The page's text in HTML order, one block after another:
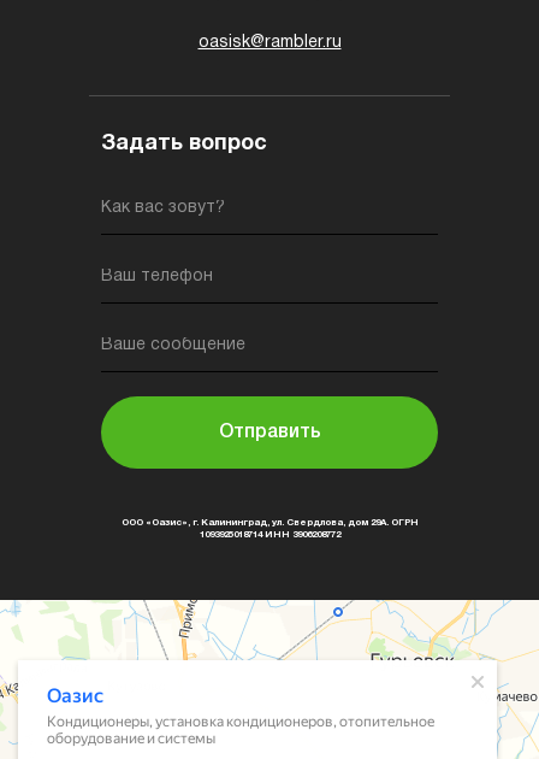
Как вас зовут?
Ваш телефон
Ваше сообщение
Отправить
oasisk@rambler.ru
Задать вопрос
ООО «Оазис», г. Калининград, ул. Свердлова, дом 29А. ОГРН
1093925018714 ИНН 3906208772